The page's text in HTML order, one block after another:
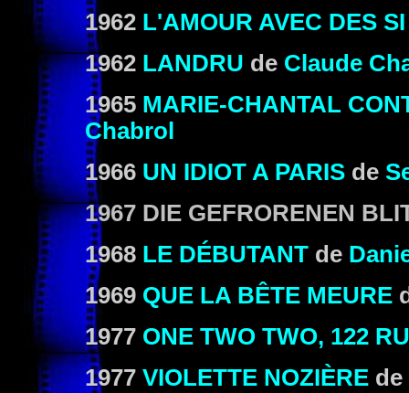
1962 L'AMOUR AVEC DES SI
1962 LANDRU de Claude
1965 MARIE-CHANTAL
Chabrol
1966 UN IDIOT A PARIS de
1967 DIE GEFRORENEN
1968 LE DÉBUTANT de
1969 QUE LA BÊTE MEURE
1977 ONE TWO TWO, 122
1977 VIOLETTE NOZIÈRE de